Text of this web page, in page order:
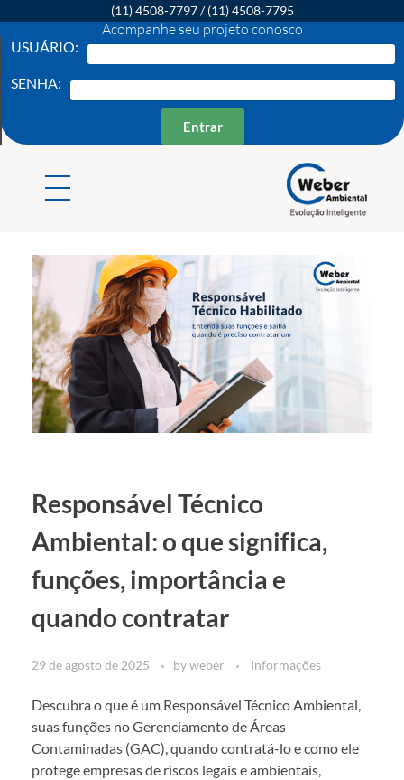
(11) 4508-7797/(11) 4508-7795
Acompanhe seu projeto conosco
USUÁRIO:
SENHA:
Entrar
Responsável Técnico
Ambiental: o que significa,
funções, importância e
quando contratar
29 de agosto de 2025 byweber Informações
Descubra o que é um Responsável Técnico Ambiental,
suas funções no Gerenciamento de Áreas
Contaminadas (GAC), quando contratá-lo e como ele
protege empresas de riscos legais e ambientais,